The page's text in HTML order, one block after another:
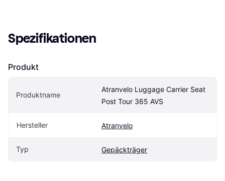
Spezifikationen
Produkt
Produktname
Atranvelo Luggage Carrier Seat
Post Tour 365 AVS
Hersteller Atranvelo
Typ Gepäckträger